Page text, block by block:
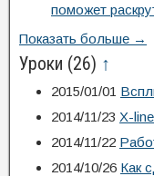
поможет
Показать больше →
Уроки (26) ↑
2015/01/01
2014/11/23 X-
2014/11/22
2014/10/26 Как